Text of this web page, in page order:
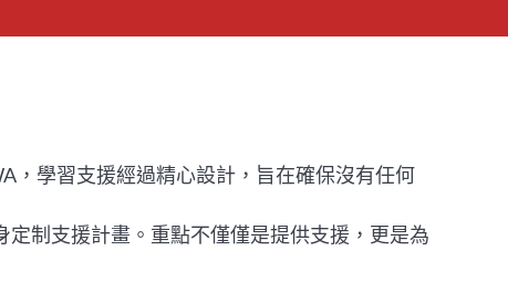
，學習支援經過精心設計，旨在確保沒有任何
制支援計畫。重點不僅僅是提供支援，更是為